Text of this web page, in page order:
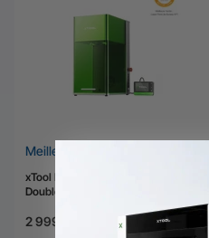
Meilleur Prix de l'Année
xTool F1 Ultra - Graveur Laser
Double Fibre et Diode 20W
2 999,00 € 3 999,00 €